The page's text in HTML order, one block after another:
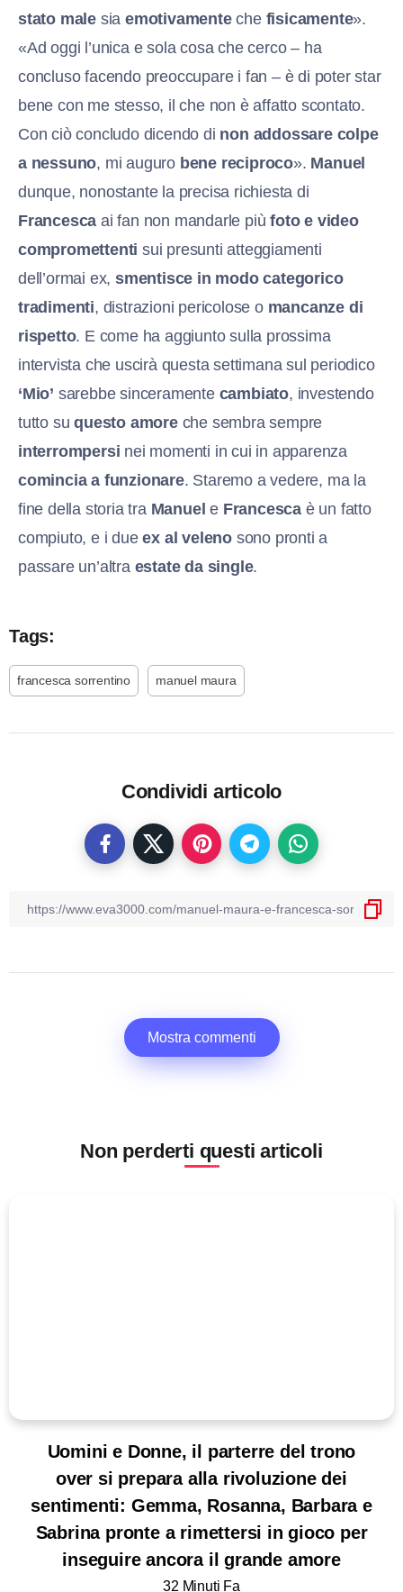
stato male siaemotivamenteche fisicamente».
«Ad oggi l’unica e sola cosa che cerco – ha
concluso facendo preoccupare i fan – è di poter star
bene con me stesso, il che non è affatto scontato.
Con ciò concludo dicendo di non addossare colpe
a nessuno, mi auguro bene reciproco». Manuel
dunque, nonostante la precisa richiesta di
Francesca ai fan non mandarle piùfoto e video
compromettenti sui presunti atteggiamenti
dell’ormai ex,smentisce in modo categorico
tradimenti, distrazioni pericolose o mancanze di
rispetto. E come ha aggiunto sulla prossima
intervista che uscirà questa settimana sul periodico
‘Mio’ sarebbe sinceramente cambiato, investendo
tutto suquesto amoreche sembra sempre
interrompersi nei momenti in cui in apparenza
comincia a funzionare. Staremo a vedere, ma la
fine della storia tra Manuel e Francesca è un fatto
compiuto, e i dueex al veleno sono pronti a
passare un’altra estate da single.
Tags:
francesca sorrentino manuel maura
Condividi articolo
Mostra commenti
Non perderti questi articoli
Uomini e Donne, il parterre del trono
over si prepara alla rivoluzione dei
sentimenti: Gemma, Rosanna, Barbara e
Sabrina pronte a rimettersi in gioco per
inseguire ancora il grande amore
32 Minuti Fa